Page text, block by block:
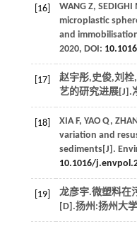
[16] WANG Z, SEDIGHI
microplastic
and
2020, DOI:
[17]
赵宇彤,史俊,刘
艺的研究进展[J].
[18] XIA F, YAO Q,
variation and
sediments[J].
10.1016/
[19]
龙彦宇.微塑料在
[D].扬州:扬州大